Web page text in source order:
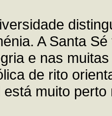
A Santa
e nas
de rito
muito